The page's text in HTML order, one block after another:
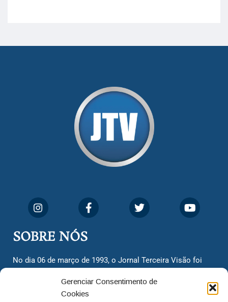
Gerenciar Consentimento de
Cookies
SOBRE NÓS
No dia 06 de março de 1993, o Jornal Terceira Visão foi
cidadãos valinhenses, já que naquela época só existiam
dois jornais. Há mais de 30 anos, o jornal continua